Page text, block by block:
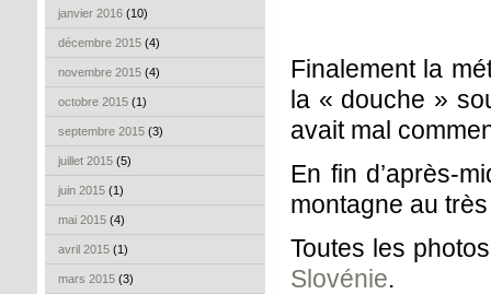
janvier 2016 (10)
décembre 2015 (4)
novembre 2015 (4)
octobre 2015 (1)
septembre 2015 (3)
juillet 2015 (5)
juin 2015 (1)
mai 2015 (4)
avril 2015 (1)
mars 2015 (3)
Finalement la
la « douche »
avait mal
En fin d’après-
montagne au
Toutes les
Slovénie.